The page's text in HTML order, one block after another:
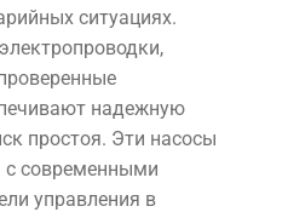
ситуациях.
надежную
простоя. Эти насосы
с современными
управления в